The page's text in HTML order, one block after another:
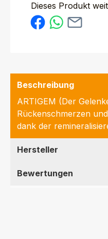
Dieses Produkt
Beschreibung
ARTIGEM (Der
Rückenschmerzen
dank der
Hersteller
Bewertungen